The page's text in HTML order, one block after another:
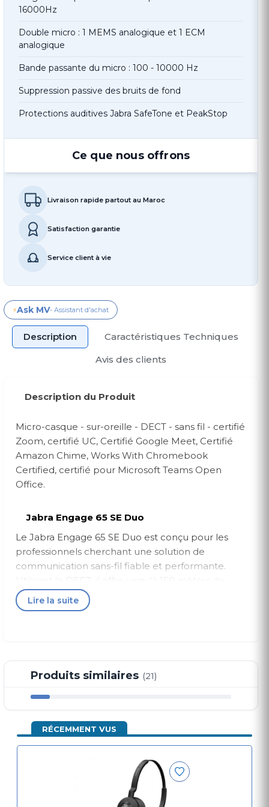
16000Hz
Double micro : 1 MEMS analogique et 1 ECM
analogique
Bande passante du micro : 100 - 10000 Hz
Suppression passive des bruits de fond
Protections auditives Jabra SafeTone et PeakStop
Ce que nous offrons
Livraison rapide partout au Maroc
Satisfaction garantie
Service client à vie
⚡Ask MV- Assistant d'achat
Description
Caractéristiques Techniques
Avis des clients
Description du Produit
Micro-casque - sur-oreille - DECT - sans fil - certifié
Zoom, certifié UC, Certifié Google Meet, Certifié
Amazon Chime, Works With Chromebook
Certified, certifié pour Microsoft Teams Open
Office.
Jabra Engage 65 SE Duo
Le Jabra Engage 65 SE Duo est conçu pour les
professionnels cherchant une solution de
communication sans-fil fiable et performante.
portée, conférant ainsi une grande liberté de
mouvement tout en maintenant une connexion
communications claires, même dans les
environnements bruyants comme les bureaux
ouverts. De plus, son haut-parleur délivre une
qualité sonore exceptionnelle lors des appels. Ce
casque est également équipé des technologies
Jabra SafeTone™ et PeakStop™, protégeant votre
Lire la suite
Produits similaires (21)
RÉCEMMENT VUS